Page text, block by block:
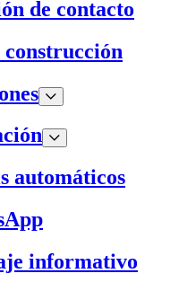
de contacto
construcción
automáticos
informativo